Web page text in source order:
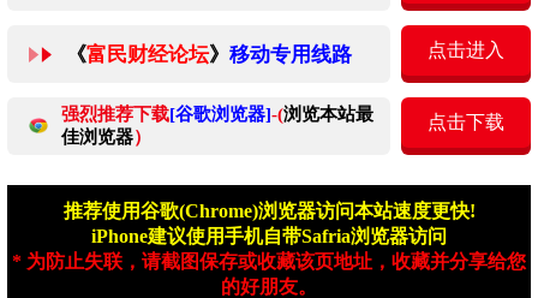
《富民财经论坛》 移动专用线路 点击进入
强烈推荐下载[谷歌浏览器]-(浏览本站最
佳浏览器）
点击下载
推荐使用谷歌(Chrome)浏览器访问本站速度更快!
iPhone建议使用手机自带Safria浏览器访问
* 为防止失联，请截图保存或收藏该页地址，收藏并分享给您
的好朋友。